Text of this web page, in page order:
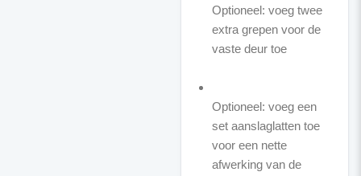
Optioneel: voeg twee
extra grepen voor de
vaste deur toe
Optioneel: voeg een
set aanslaglatten toe
voor een nette
afwerking van de